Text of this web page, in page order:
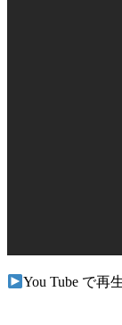
You Tube で再